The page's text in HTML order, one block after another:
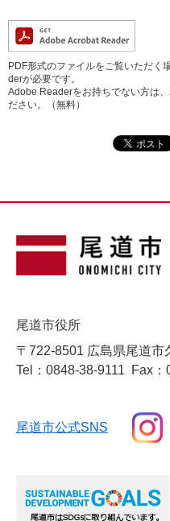
PDF形式のファイルをご覧いただ
derが必要です。
Adobe Readerをお持ちでない方は
ださい。（無料）
尾道市役所
〒722-8501 広島県尾道市
Tel：0848-38-9111
Fax：
尾道市公式SNS